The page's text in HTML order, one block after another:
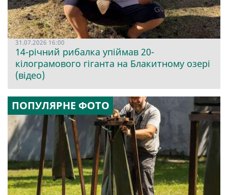
31.07.2026 16:00
14-річний рибалка упіймав 20-
кілограмового гіганта на Блакитному озері
(відео)
ПОПУЛЯРНЕ ФОТО